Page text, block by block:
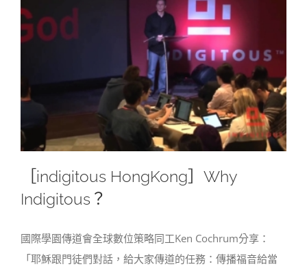
［indigitous HongKong］Why
Indigitous？
國際學園傳道會全球數位策略同工Ken Cochrum分享：
「耶穌跟門徒們對話，給大家傳道的任務：傳播福音給當